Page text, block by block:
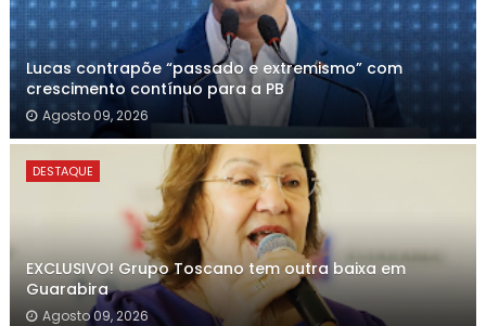
Lucas contrapõe “passado e extremismo” com
crescimento contínuo para a PB
Agosto 09, 2026
DESTAQUE
EXCLUSIVO! Grupo Toscano tem outra baixa em
Guarabira
Agosto 09, 2026